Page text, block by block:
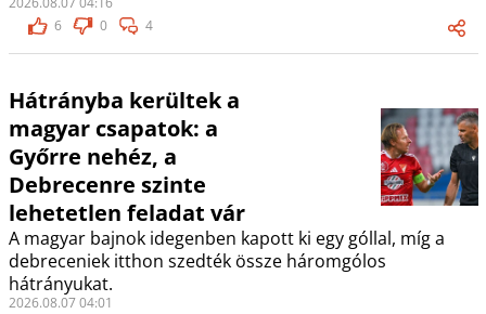
6
0 4
Hátrányba kerültek a
magyar csapatok: a
Győrre nehéz, a
Debrecenre szinte
lehetetlen feladat vár
A magyar bajnok idegenben kapott ki egy góllal, míg a
debreceniek itthon szedték össze háromgólos
hátrányukat.
2026.08.07 04:01